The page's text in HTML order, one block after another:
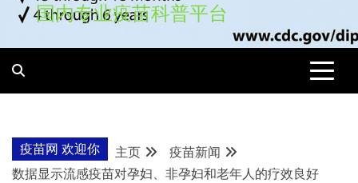
国内专业疫苗科普平台
疫苗网 欢迎你 主页
疫苗新闻
数据显示流感疫苗对孕妇、非孕妇和老年人的疗效良好